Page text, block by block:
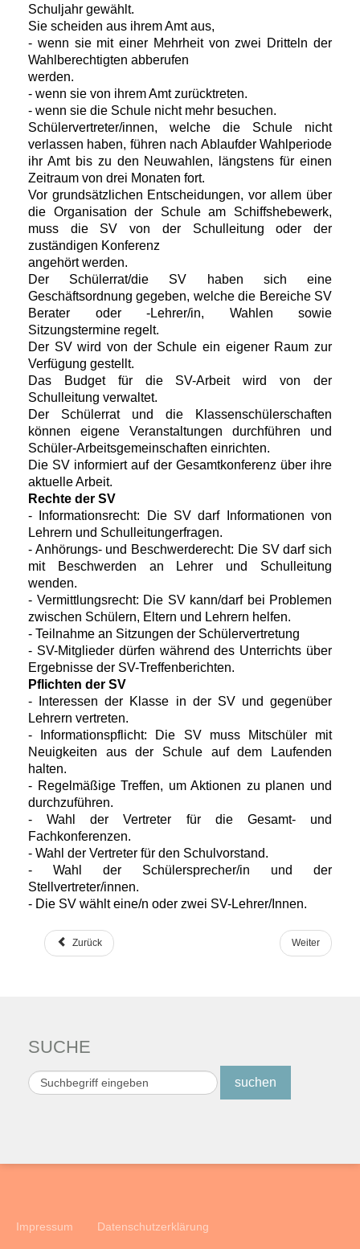
Schuljahr gewählt.
Sie scheiden aus ihrem Amt aus,
- wenn sie mit einer Mehrheit von zwei Dritteln der
Wahlberechtigten abberufen
werden.
- wenn sie von ihrem Amt zurücktreten.
- wenn sie die Schule nicht mehr besuchen.
Schülervertreter/innen, welche die Schule nicht
verlassen haben, führen nach Ablaufder Wahlperiode
ihr Amt bis zu den Neuwahlen, längstens für einen
Zeitraum von drei Monaten fort.
Vor grundsätzlichen Entscheidungen, vor allem über
die Organisation der Schule am Schiffshebewerk,
muss die SV von der Schulleitung oder der
zuständigen Konferenz
angehört werden.
Der Schülerrat/die SV haben sich eine
Geschäftsordnung gegeben, welche die Bereiche SV
Berater oder -Lehrer/in, Wahlen sowie
Sitzungstermine regelt.
Der SV wird von der Schule ein eigener Raum zur
Verfügung gestellt.
Das Budget für die SV-Arbeit wird von der
Schulleitung verwaltet.
Der Schülerrat und die Klassenschülerschaften
können eigene Veranstaltungen durchführen und
Schüler-Arbeitsgemeinschaften einrichten.
Die SV informiert auf der Gesamtkonferenz über ihre
aktuelle Arbeit.
Rechte der SV
- Informationsrecht: Die SV darf Informationen von
Lehrern und Schulleitungerfragen.
- Anhörungs- und Beschwerderecht: Die SV darf sich
mit Beschwerden an Lehrer und Schulleitung
wenden.
- Vermittlungsrecht: Die SV kann/darf bei Problemen
zwischen Schülern, Eltern und Lehrern helfen.
- Teilnahme an Sitzungen der Schülervertretung
- SV-Mitglieder dürfen während des Unterrichts über
Ergebnisse der SV-Treffenberichten.
Pflichten der SV
- Interessen der Klasse in der SV und gegenüber
Lehrern vertreten.
- Informationspflicht: Die SV muss Mitschüler mit
Neuigkeiten aus der Schule auf dem Laufenden
halten.
- Regelmäßige Treffen, um Aktionen zu planen und
durchzuführen.
- Wahl der Vertreter für die Gesamt- und
Fachkonferenzen.
- Wahl der Vertreter für den Schulvorstand.
- Wahl der Schülersprecher/in und der
Stellvertreter/innen.
- Die SV wählt eine/n oder zwei SV-Lehrer/Innen.
Zurück Weiter
SUCHE
Suchen
...
suchen
Impressum Datenschutzerklärung